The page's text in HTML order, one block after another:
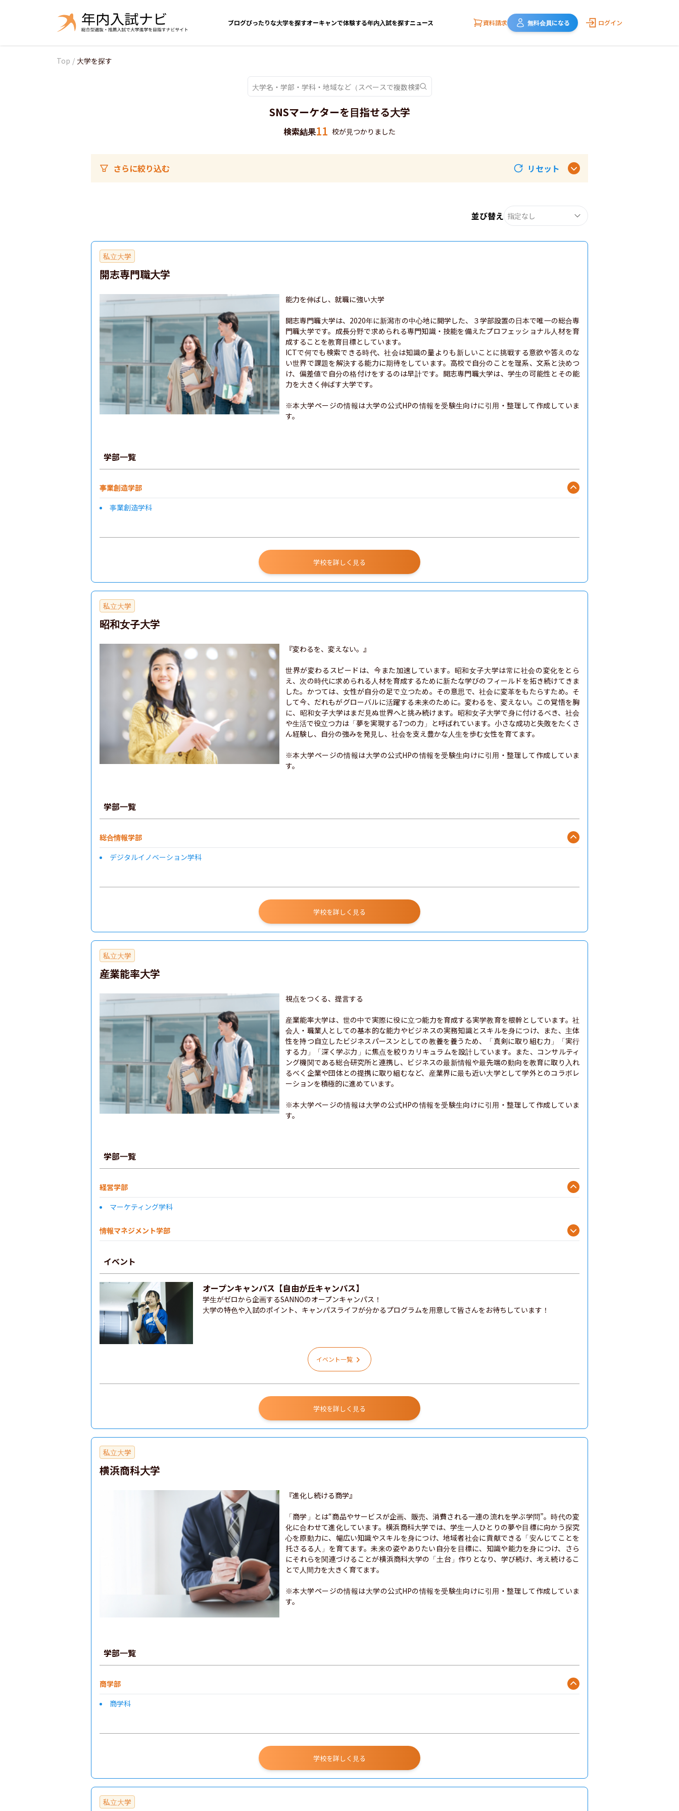
ブログぴったりな大学を探すオーキャンで体験する年内入試を探すニュース 資料請求 無料会員になる ログイン
Top / 大学を探す
SNSマーケターを目指せる大学
検索結果11 校が見つかりました
さらに絞り込む リセット
並び替え 指定なし
私立大学
開志専門職大学
能力を伸ばし、就職に強い大学
開志専門職大学は、2020年に新潟市の中心地に開学した、３学部設置の日本で唯一の総合専
門職大学です。成長分野で求められる専門知識・技能を備えたプロフェッショナル人材を育
成することを教育目標としています。
ICTで何でも検索できる時代、社会は知識の量よりも新しいことに挑戦する意欲や答えのな
い世界で課題を解決する能力に期待をしています。高校で自分のことを理系、文系と決めつ
け、偏差値で自分の格付けをするのは早計です。開志専門職大学は、学生の可能性とその能
力を大きく伸ばす大学です。
※本大学ページの情報は大学の公式HPの情報を受験生向けに引用・整理して作成していま
す。
学部一覧
事業創造学部
事業創造学科
学校を詳しく見る
私立大学
昭和女子大学
『変わるを、変えない。』
世界が変わるスピードは、今また加速しています。昭和女子大学は常に社会の変化をとら
え、次の時代に求められる人材を育成するために新たな学びのフィールドを拓き続けてきま
した。かつては、女性が自分の足で立つため。その意思で、社会に変革をもたらすため。そ
して今、だれもがグローバルに活躍する未来のために。変わるを、変えない。この覚悟を胸
に、昭和女子大学はまだ見ぬ世界へと挑み続けます。昭和女子大学で身に付けるべき、社会
や生活で役立つ力は「夢を実現する7つの力」と呼ばれています。小さな成功と失敗をたくさ
ん経験し、自分の強みを発見し、社会を支え豊かな人生を歩む女性を育てます。
※本大学ページの情報は大学の公式HPの情報を受験生向けに引用・整理して作成していま
す。
学部一覧
総合情報学部
デジタルイノベーション学科
学校を詳しく見る
私立大学
産業能率大学
視点をつくる、提言する
産業能率大学は、世の中で実際に役に立つ能力を育成する実学教育を根幹としています。社
会人・職業人としての基本的な能力やビジネスの実務知識とスキルを身につけ、また、主体
性を持つ自立したビジネスパースンとしての教養を養うため、「真剣に取り組む力」「実行
する力」「深く学ぶ力」に焦点を絞りカリキュラムを設計しています。また、コンサルティ
ング機関である総合研究所と連携し、ビジネスの最新情報や最先端の動向を教育に取り入れ
るべく企業や団体との提携に取り組むなど、産業界に最も近い大学として学外とのコラボレ
ーションを積極的に進めています。
※本大学ページの情報は大学の公式HPの情報を受験生向けに引用・整理して作成していま
す。
学部一覧
経営学部
マーケティング学科
情報マネジメント学部
イベント
オープンキャンパス【自由が丘キャンパス】
学生がゼロから企画するSANNOのオープンキャンパス！
大学の特色や入試のポイント、キャンパスライフが分かるプログラムを用意して皆さんをお待ちしています！
イベント一覧
学校を詳しく見る
私立大学
横浜商科大学
『進化し続ける商学』
「商学」とは“商品やサービスが企画、販売、消費される一連の流れを学ぶ学問”。時代の変
化に合わせて進化しています。横浜商科大学では、学生一人ひとりの夢や目標に向かう探究
心を原動力に、幅広い知識やスキルを身につけ、地域者社会に貢献できる「安んじてことを
托さるる人」を育てます。未来の姿やありたい自分を目標に、知識や能力を身につけ、さら
にそれらを関連づけることが横浜商科大学の「土台」作りとなり、学び続け、考え続けるこ
とで人間力を大きく育てます。
※本大学ページの情報は大学の公式HPの情報を受験生向けに引用・整理して作成していま
す。
学部一覧
商学部
商学科
学校を詳しく見る
私立大学